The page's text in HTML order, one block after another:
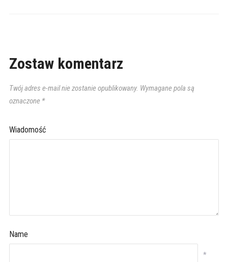
Zostaw komentarz
Twój adres e-mail nie zostanie opublikowany. Wymagane pola są
oznaczone *
Wiadomość
Name
*